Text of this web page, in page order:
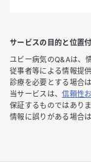
サービスの目的と位置
ユビー病気のQ&Aは、
従事者等による情報提
診療を必要とする場合は
当サービスは、信頼性
保証するものではありま
情報に誤りがある場合は